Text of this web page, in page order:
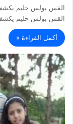
القس بولس حليم يكشف
القس بولس حليم يكشف
أكمل القراءة »